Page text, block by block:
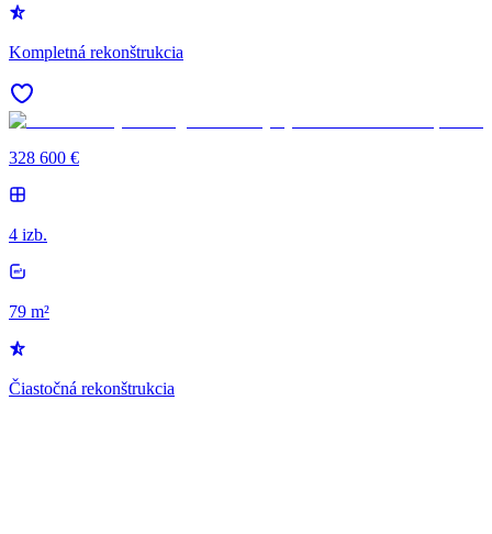
Kompletná rekonštrukcia
328 600 €
4 izb.
79 m²
Čiastočná rekonštrukcia